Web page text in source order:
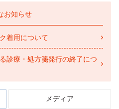
お知らせ
着用について
診療・処方箋発行の終了につ
メディア